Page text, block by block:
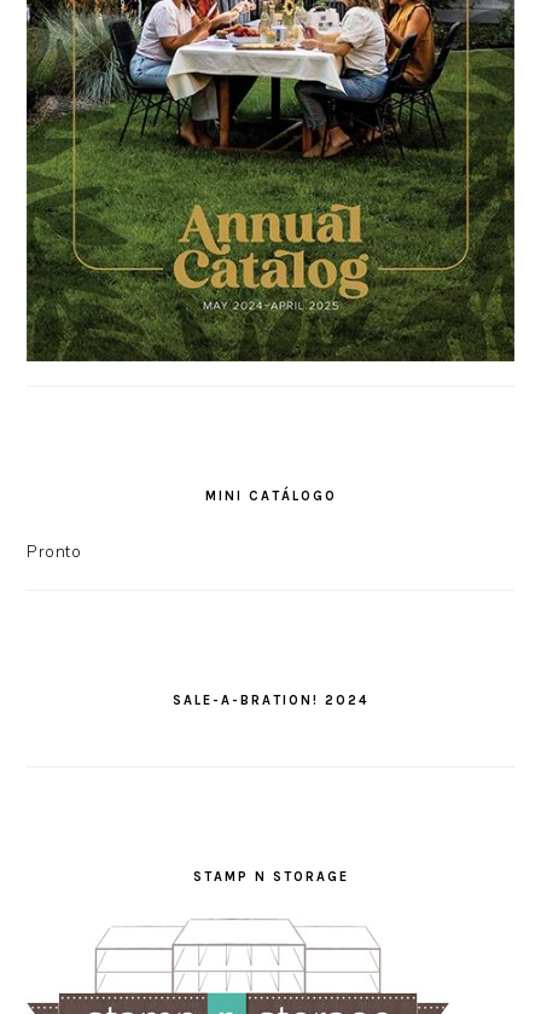
MINI CATÁLOGO
Pronto
SALE-A-BRATION! 2024
STAMP N STORAGE